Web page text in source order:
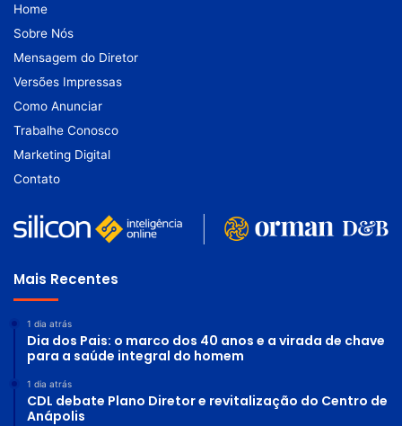
Home
Sobre Nós
Mensagem do Diretor
Versões Impressas
Como Anunciar
Trabalhe Conosco
Marketing Digital
Contato
Mais Recentes
1 dia atrás
Dia dos Pais: o marco dos 40 anos e a virada de chave
para a saúde integral do homem
1 dia atrás
CDL debate Plano Diretor e revitalização do Centro de
Anápolis